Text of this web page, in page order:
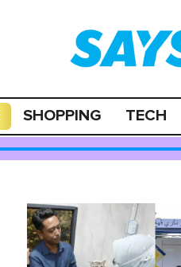
SHOPPING TECH